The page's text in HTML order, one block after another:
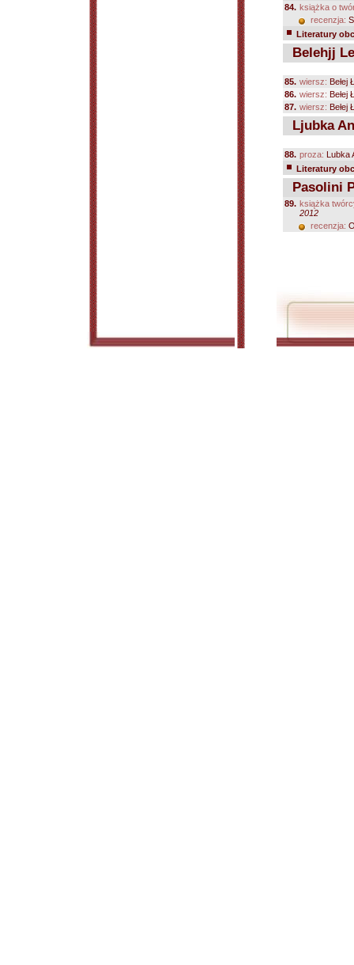
84. książka o
recenzja:
Literatury
Belehjj
85. wiersz: Bełej
86. wiersz: Bełej
87. wiersz: Bełej
Ljubka
88. proza: Lubka
Literatury
Pasolini
89. książka
2012
recenzja: